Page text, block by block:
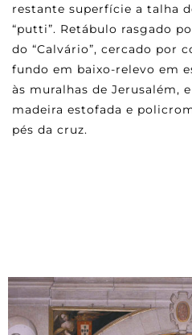
restante superfície a talha
“putti”. Retábulo rasgado
do “Calvário”, cercado por
fundo em baixo-relevo em
às muralhas de Jerusalém,
madeira estofada e
pés da cruz.